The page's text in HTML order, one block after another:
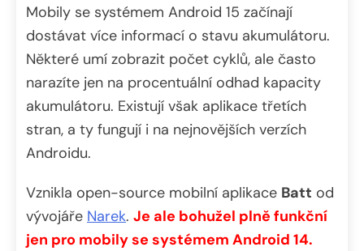
Mobily se systémem Android 15 začínají
dostávat více informací o stavu akumulátoru.
Některé umí zobrazit počet cyklů, ale často
narazíte jen na procentuální odhad kapacity
akumulátoru. Existují však aplikace třetích
stran, a ty fungují i na nejnovějších verzích
Androidu.
Vznikla open-source mobilní aplikace Batt od
vývojáře Narek. Je ale bohužel plně funkční
jen pro mobily se systémem Android 14.